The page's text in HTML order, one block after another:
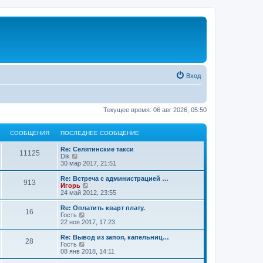
Вход
Текущее время: 06 авг 2026, 05:50
СООБЩЕНИЯ ПОСЛЕДНЕЕ СООБЩЕНИЕ
11125
Re: Селятинские такси
Dik
е
р
е
т
п
о
с
е
д
н
е
30 мар 2017, 21:51
913
Re: Встреча с администрацией …
Игорь
е
р
е
т
п
о
с
24 май 2012, 23:55
16
Re: Оплатить кварт плату.
Гость
е
р
е
т
22 ноя 2017, 17:23
28
Re: Вывод из запоя, капельниц…
Гость
е
р
08 янв 2018, 14:11